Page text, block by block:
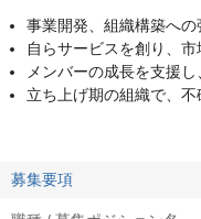
事業開発、組織構築への
自らサービスを創り、
メンバーの成長を支援
立ち上げ期の組織で、
募集要項